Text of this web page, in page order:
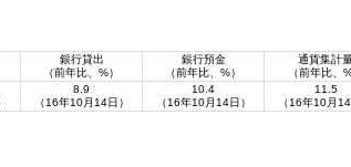
銀行貸出
（前年比、%）
銀行預金
（前年比、%）
通貨集計
（前年比、%
8.9
（16年10月14日）
10.4
（16年10月14日）
11.5
（16年10月14